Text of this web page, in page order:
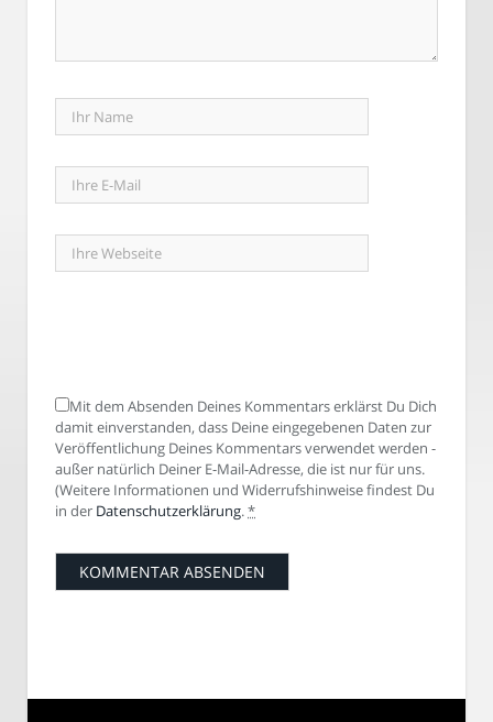
Mit dem Absenden Deines Kommentars erklärst Du Dich
damit einverstanden, dass Deine eingegebenen Daten zur
Veröffentlichung Deines Kommentars verwendet werden -
außer natürlich Deiner E-Mail-Adresse, die ist nur für uns.
(Weitere Informationen und Widerrufshinweise findest Du
in der Datenschutzerklärung.*